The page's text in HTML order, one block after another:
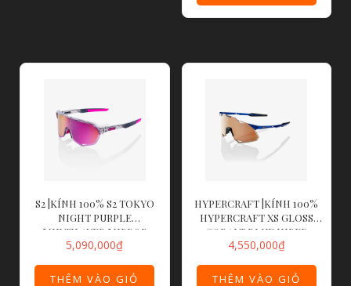
S2 |KÍNH 100% S2 TOKYO
NIGHT PURPLE
MULTILAYER MIRROR
LENS
5,090,000₫
THÊM VÀO GIỎ
HYPERCRAFT |KÍNH 100%
HYPERCRAFT XS GLOSS
COBALT BLUE HIPER
COPPER MIRROR LENS
4,550,000₫
THÊM VÀO GIỎ